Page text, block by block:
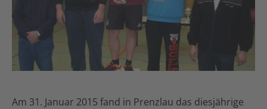
Am 31. Januar 2015 fand in Prenzlau das diesjährige